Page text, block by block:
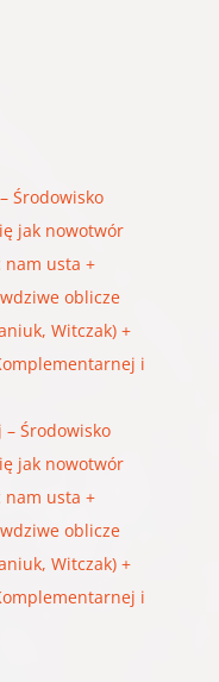
Środowisko
jak nowotwór
nam usta +
oblicze
Witczak) +
i
– Środowisko
jak nowotwór
nam usta +
oblicze
Witczak) +
i